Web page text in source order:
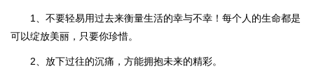
1、不要轻易用过去来衡量生活的幸与不幸！每个人的生命都是
可以绽放美丽，只要你珍惜。
2、放下过往的沉痛，方能拥抱未来的精彩。